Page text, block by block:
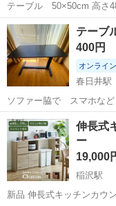
テーブル
愛知 名古屋市 鳴
テーブ
400円
オンライ
春日井駅
ソファー脇で スマホなど
脚が片持ちなのでソファ
に来ます。 高さ変更可能。 サイズは画像の商品説明をご参照くださ
い。 写真に有りますよ
愛知 春日井市 春
伸長式
ー
19,000
稲沢駅
新品 伸長式キッチンカウ